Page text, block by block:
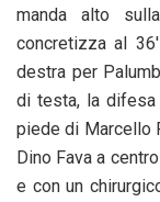
manda alto
concretizza al
destra per
di testa, la
piede di Marcello
Dino Fava a
e con un